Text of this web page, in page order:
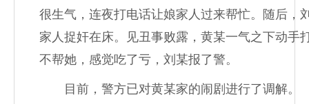
很生气，连夜打电话让娘家人过来帮忙。随后，
家人捉奸在床。见丑事败露，黄某一气之下动手
不帮她，感觉吃了亏，刘某报了警。
目前，警方已对黄某家的闹剧进行了调解。